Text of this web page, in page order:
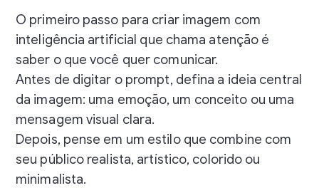
O primeiro passo para criar imagem com
inteligência artificial que chama atenção é
saber o que você quer comunicar.
Antes de digitar o prompt, defina a ideia central
da imagem: uma emoção, um conceito ou uma
mensagem visual clara.
Depois, pense em um estilo que combine com
seu público realista, artístico, colorido ou
minimalista.